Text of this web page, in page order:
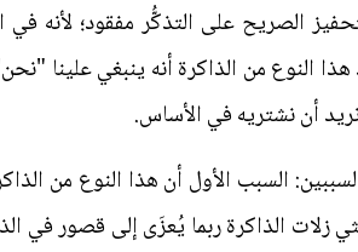
الصريح على التذكُّر مفقود؛
النوع من الذاكرة أنه ينبغي علينا
أن نشتريه في الأساس.
لسببين: السبب الأول أن هذا النوع من
الذاكرة ربما يُعزَى إلى قصور في